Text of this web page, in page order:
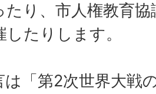
たり、市人権教育
たりします。
は「第2次世界大戦